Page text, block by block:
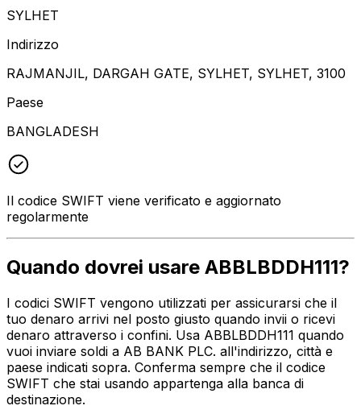
SYLHET
Indirizzo
RAJMANJIL, DARGAH GATE, SYLHET, SYLHET, 3100
Paese
BANGLADESH
Il codice SWIFT viene verificato e aggiornato
regolarmente
Quando dovrei usare ABBLBDDH111?
I codici SWIFT vengono utilizzati per assicurarsi che il
tuo denaro arrivi nel posto giusto quando invii o ricevi
denaro attraverso i confini. Usa ABBLBDDH111 quando
vuoi inviare soldi a AB BANK PLC. all'indirizzo, città e
paese indicati sopra. Conferma sempre che il codice
SWIFT che stai usando appartenga alla banca di
destinazione.